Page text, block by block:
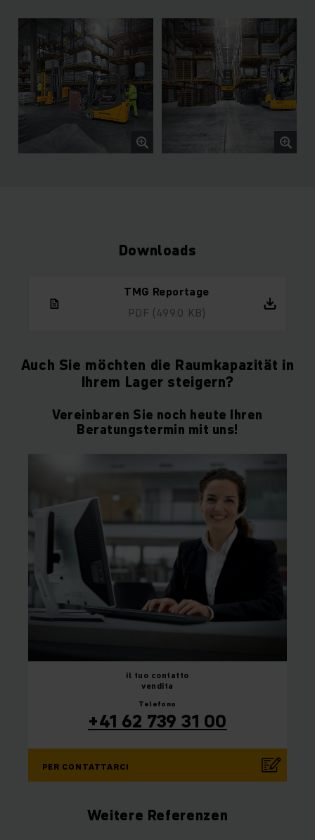
Downloads
TMG Reportage
PDF (499.0 KB)
Auch Sie möchten die Raumkapazität in
Ihrem Lager steigern?
Vereinbaren Sie noch heute Ihren
Beratungstermin mit uns!
il tuo contatto
vendita
Telefono
+41 62 739 31 00
PER CONTATTARCI
Weitere Referenzen